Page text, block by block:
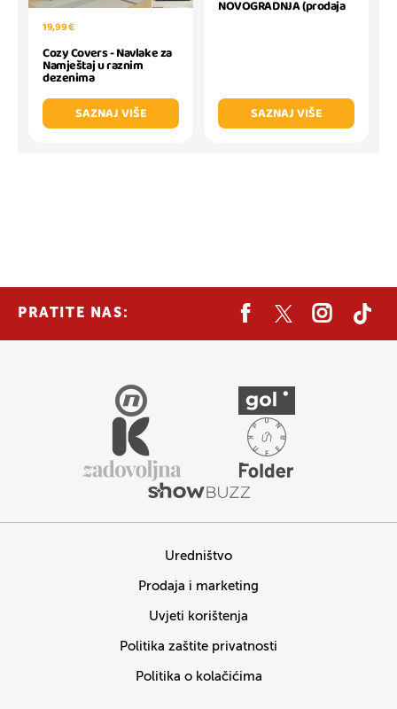
19,99 €
Cozy Covers - Navlake za
Namještaj u raznim
dezenima
SAZNAJ VIŠE
NOVOGRADNJA (prodaja
SAZNAJ VIŠE
PRATITE NAS:
Uredništvo
Prodaja i marketing
Uvjeti korištenja
Politika zaštite privatnosti
Politika o kolačićima